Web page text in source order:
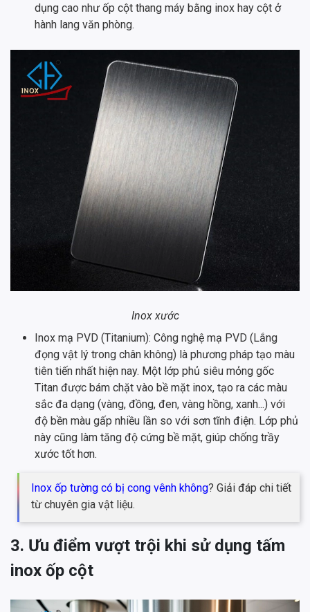
dụng cao như ốp cột thang máy bằng inox hay cột ở
hành lang văn phòng.
Inox xước
Inox mạ PVD (Titanium): Công nghệ mạ PVD (Lắng
đọng vật lý trong chân không) là phương pháp tạo màu
tiên tiến nhất hiện nay. Một lớp phủ siêu mỏng gốc
Titan được bám chặt vào bề mặt inox, tạo ra các màu
sắc đa dạng (vàng, đồng, đen, vàng hồng, xanh...) với
độ bền màu gấp nhiều lần so với sơn tĩnh điện. Lớp phủ
này cũng làm tăng độ cứng bề mặt, giúp chống trầy
xước tốt hơn.
Inox ốp tường có bị cong vênh không? Giải đáp chi tiết
từ chuyên gia vật liệu.
3. Ưu điểm vượt trội khi sử dụng tấm
inox ốp cột